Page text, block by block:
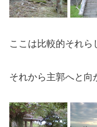
ここは比較的それら
それから主郭へと向